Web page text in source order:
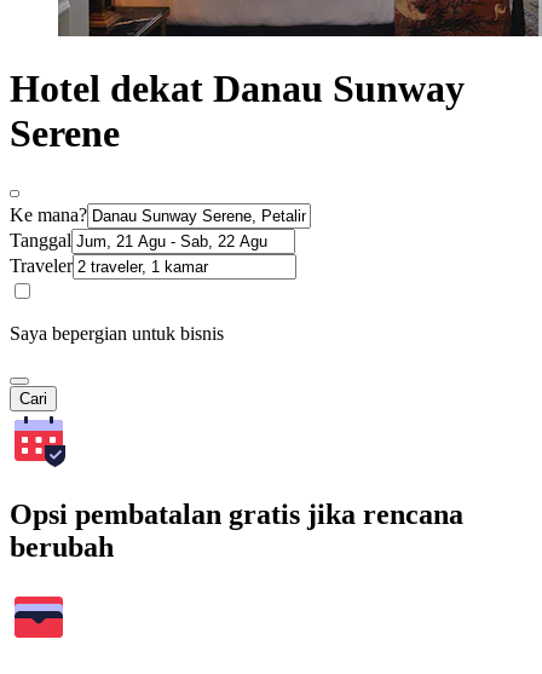
Hotel dekat Danau Sunway
Serene
Ke mana?
Tanggal
Traveler
Saya bepergian untuk bisnis
Cari
Opsi pembatalan gratis jika rencana
berubah